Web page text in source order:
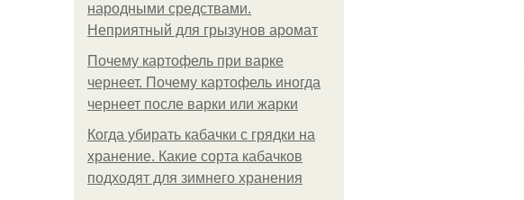
народными средствами.
Неприятный для грызунов аромат
Почему картофель при варке
чернеет. Почему картофель иногда
чернеет после варки или жарки
Когда убирать кабачки с грядки на
хранение. Какие сорта кабачков
подходят для зимнего хранения